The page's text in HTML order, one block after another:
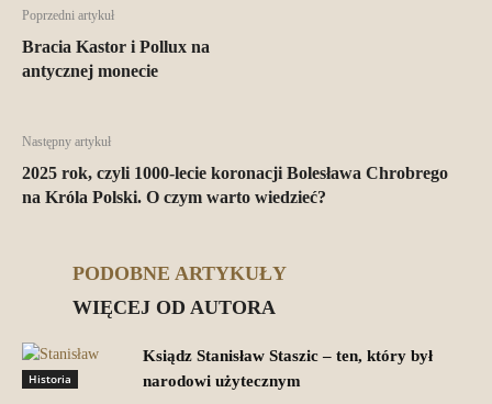
Poprzedni artykuł
Bracia Kastor i Pollux na
antycznej monecie
Następny artykuł
2025 rok, czyli 1000-lecie koronacji Bolesława Chrobrego
na Króla Polski. O czym warto wiedzieć?
PODOBNE ARTYKUŁY
WIĘCEJ OD AUTORA
Historia
Ksiądz Stanisław Staszic – ten, który był
narodowi użytecznym